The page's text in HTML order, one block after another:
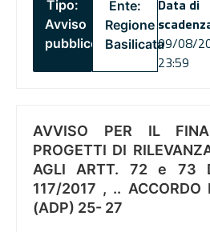
Tipo:
Avviso
pubblico
Ente:
Regione
Basilicata
Data di
09/08/
23:59
AVVISO PER IL
PROGETTI DI
AGLI ARTT. 72 e 73
117/2017 , .. ACCORDO
(ADP) 25- 27